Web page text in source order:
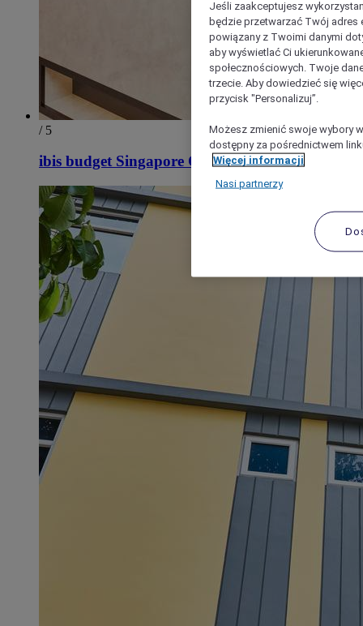
/ 5
ibis budget Singapore Clarke Quay
Jeśli zaakceptujesz
będzie przetwarzać Twój adres
powiązany z Twoimi danymi
aby wyświetlać Ci
społecznościowych. Twoje
trzecie. Aby dowiedzieć się
przycisk "Personalizuj”.
Możesz zmienić swoje wybory
dostępny za pośrednictwem
Więcej informacji
Nasi partnerzy